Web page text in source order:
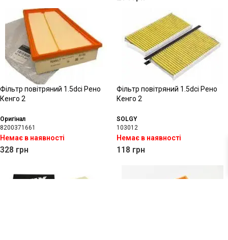
Фільтр повітряний 1.5dci Рено
Кенго 2
Оригінал
8200371661
Немає в наявності
328 грн
Фільтр повітряний 1.5dci Рено
Кенго 2
SOLGY
103012
Немає в наявності
118 грн